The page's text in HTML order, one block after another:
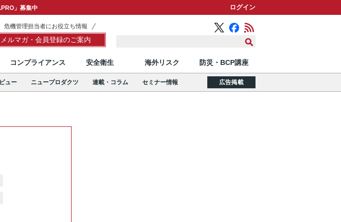
」募集中 ログイン
危機管理担当者にお役立ち情報
メルマガ・会員登録のご案内
コンプライアンス 安全衛生 海外リスク 防災・BCP講座
ュー ニュープロダクツ 連載・コラム セミナー情報 広告掲載